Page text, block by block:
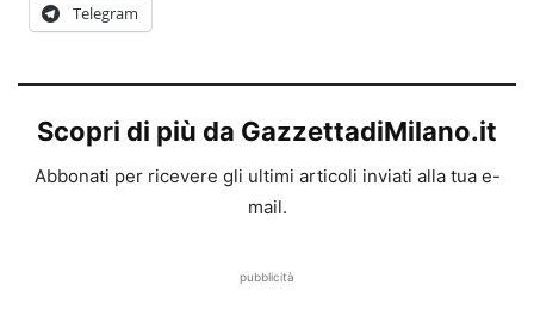
Telegram
Scopri di più da GazzettadiMilano.it
Abbonati per ricevere gli ultimi articoli inviati alla tua e-
mail.
pubblicità